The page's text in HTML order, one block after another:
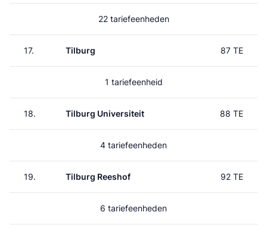
22 tariefeenheden
17. Tilburg 87 TE
1 tariefeenheid
18. Tilburg Universiteit 88 TE
4 tariefeenheden
19. Tilburg Reeshof 92 TE
6 tariefeenheden